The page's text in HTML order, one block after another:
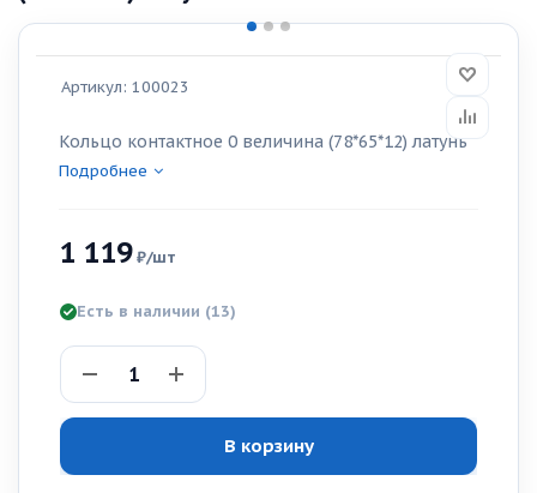
Артикул: 100023
Кольцо контактное 0 величина (78*65*12) латунь
Подробнее
1 119₽/шт
Есть в наличии (13)
В корзину